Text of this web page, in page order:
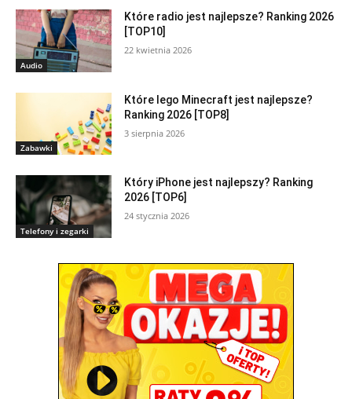
Audio
Które radio jest najlepsze? Ranking 2026
[TOP10]
22 kwietnia 2026
Zabawki
Które lego Minecraft jest najlepsze?
Ranking 2026 [TOP8]
3 sierpnia 2026
Telefony i zegarki
Który iPhone jest najlepszy? Ranking
2026 [TOP6]
24 stycznia 2026